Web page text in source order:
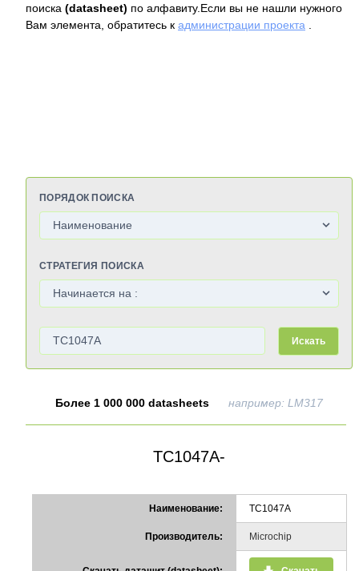
поиска (datasheet) по алфавиту.Если вы не нашли нужного
Вам элемента, обратитесь к администрации проекта
ПОРЯДОК ПОИСКА
СТРАТЕГИЯ ПОИСКА
Искать
Более 1 000 000 datasheets например: LM317
TC1047A-
Наименование: TC1047A
Производитель: Microchip